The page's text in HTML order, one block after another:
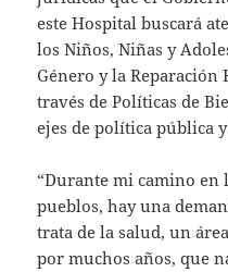
este Hospital buscará
los Niños, Niñas y
Género y la Reparación
través de Políticas de
ejes de política pública
“Durante mi camino en
pueblos, hay una
trata de la salud, un
por muchos años, que